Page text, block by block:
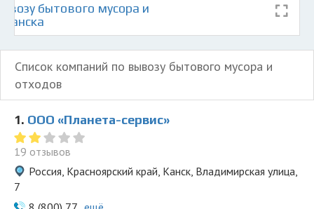
бытового мусора и
Список компаний по вывозу бытового мусора и
отходов
1. ООО «Планета-сервис»
19 отзывов
Россия, Красноярский край, Канск, Владимирская улица,
7